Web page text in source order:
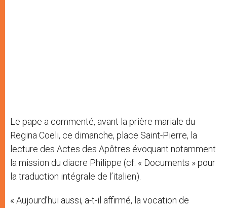
Le pape a commenté, avant la prière mariale du
Regina Coeli, ce dimanche, place Saint-Pierre, la
lecture des Actes des Apôtres évoquant notamment
la mission du diacre Philippe (cf. « Documents » pour
la traduction intégrale de l’italien).
« Aujourd’hui aussi, a-t-il affirmé, la vocation de